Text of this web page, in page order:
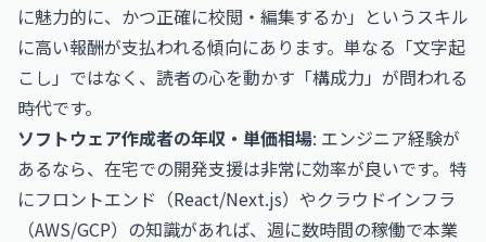
に魅力的に、かつ正確に校閲・編集するか」というスキル
に高い報酬が支払われる傾向にあります。単なる「文字起
こし」ではなく、読者の心を動かす「構成力」が問われる
時代です。
ソフトウェア作成者の年収・単価相場: エンジニア経験が
あるなら、在宅での開発支援は非常に効率が良いです。特
にフロントエンド（React/Next.js）やクラウドインフラ
（AWS/GCP）の知識があれば、週に数時間の稼働で本業